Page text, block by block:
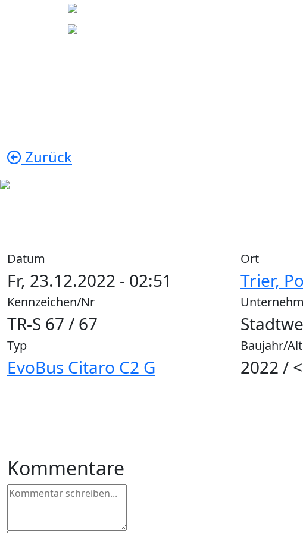
Zurück
Datum
Fr, 23.12.2022 - 02:51
Ort
Trier,
Kennzeichen/Nr
TR-S 67 / 67
Typ
EvoBus Citaro C2 G
Baujahr/
2022 /
Kommentare